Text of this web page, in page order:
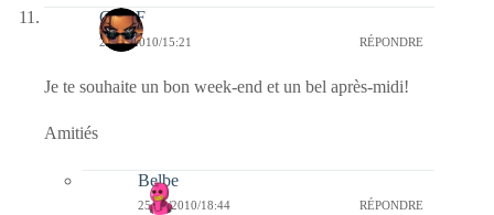
CLDF
25/09/2010/15:21 RÉPONDRE
Je te souhaite un bon week-end et un bel après-midi!
Amitiés
Belbe
25/09/2010/18:44 RÉPONDRE